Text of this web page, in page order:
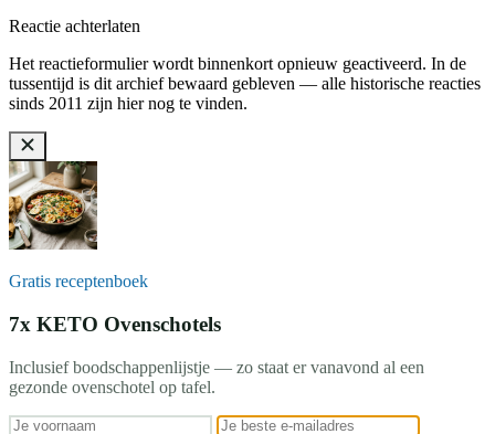
Reactie achterlaten
Het reactieformulier wordt binnenkort opnieuw geactiveerd. In de
tussentijd is dit archief bewaard gebleven — alle historische reacties
sinds 2011 zijn hier nog te vinden.
Gratis receptenboek
7x KETO Ovenschotels
Inclusief boodschappenlijstje — zo staat er vanavond al een
gezonde ovenschotel op tafel.